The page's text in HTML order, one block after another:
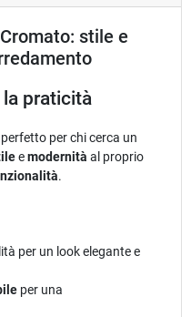
stile e
praticità
per chi cerca un
emodernità al proprio
.
per un look elegante e
per una